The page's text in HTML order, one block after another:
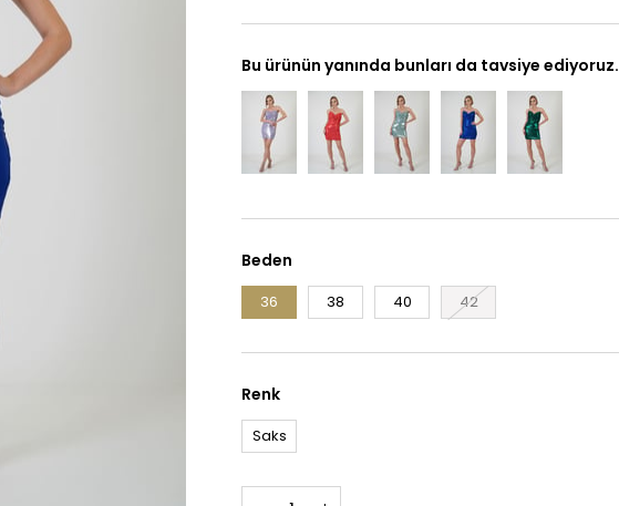
Bu ürünün yanında bunları da tavsiye ediyoruz.
Beden
36 38 40 42
Renk
Saks